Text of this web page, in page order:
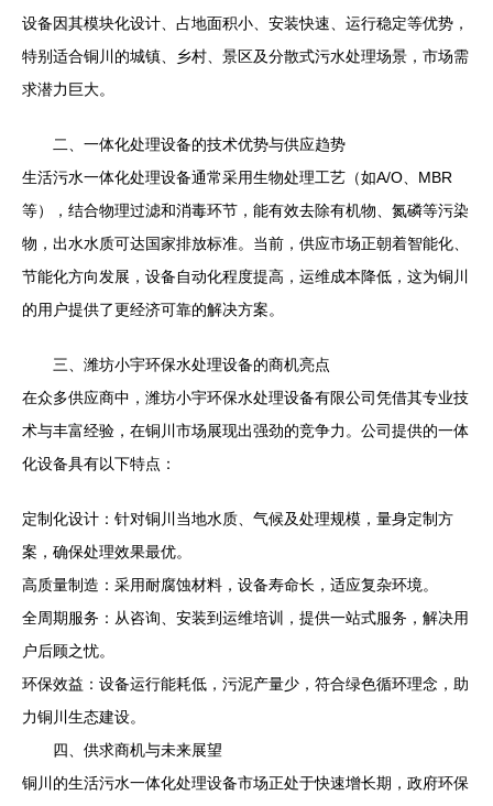
设备因其模块化设计、占地面积小、安装快速、运行稳定等优势，
特别适合铜川的城镇、乡村、景区及分散式污水处理场景，市场需
求潜力巨大。
二、一体化处理设备的技术优势与供应趋势
生活污水一体化处理设备通常采用生物处理工艺（如A/O、MBR
等），结合物理过滤和消毒环节，能有效去除有机物、氮磷等污染
物，出水水质可达国家排放标准。当前，供应市场正朝着智能化、
节能化方向发展，设备自动化程度提高，运维成本降低，这为铜川
的用户提供了更经济可靠的解决方案。
三、潍坊小宇环保水处理设备的商机亮点
在众多供应商中，潍坊小宇环保水处理设备有限公司凭借其专业技
术与丰富经验，在铜川市场展现出强劲的竞争力。公司提供的一体
化设备具有以下特点：
定制化设计：针对铜川当地水质、气候及处理规模，量身定制方
案，确保处理效果最优。
高质量制造：采用耐腐蚀材料，设备寿命长，适应复杂环境。
全周期服务：从咨询、安装到运维培训，提供一站式服务，解决用
户后顾之忧。
环保效益：设备运行能耗低，污泥产量少，符合绿色循环理念，助
力铜川生态建设。
四、供求商机与未来展望
铜川的生活污水一体化处理设备市场正处于快速增长期，政府环保